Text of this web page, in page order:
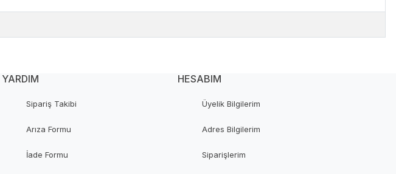
YARDIM
Sipariş Takibi
Arıza Formu
İade Formu
HESABIM
Üyelik Bilgilerim
Adres Bilgilerim
Siparişlerim